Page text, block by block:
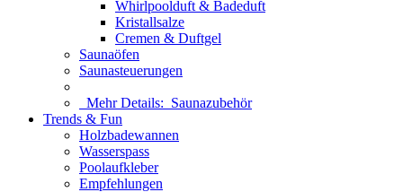
Whirlpoolduft & Badeduft
Kristallsalze
Cremen & Duftgel
Saunaöfen
Saunasteuerungen
Mehr Details: Saunazubehör
Trends & Fun
Holzbadewannen
Wasserspass
Poolaufkleber
Empfehlungen